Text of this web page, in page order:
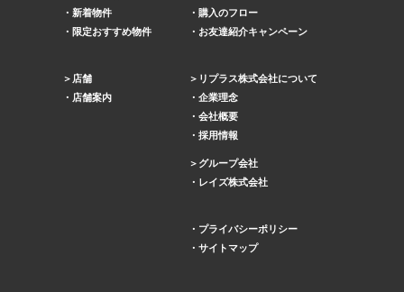
新着物件
限定おすすめ物件
購入のフロー
お友達紹介キャンペーン
店舗
店舗案内
リプラス株式会社について
企業理念
会社概要
採用情報
グループ会社
レイズ株式会社
プライバシーポリシー
サイトマップ